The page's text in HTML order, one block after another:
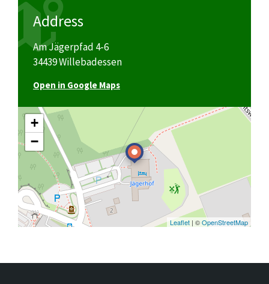
Address
Am Jägerpfad 4-6
34439 Willebadessen
Open in Google Maps
+
−
Leaflet | ©OpenStreetMap